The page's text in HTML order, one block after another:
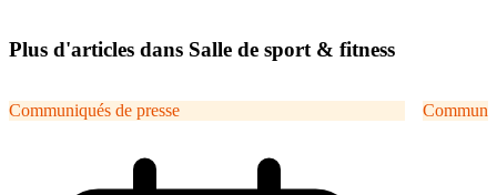
Plus d'articles dans Salle de sport & fitness
Communiqués de presse